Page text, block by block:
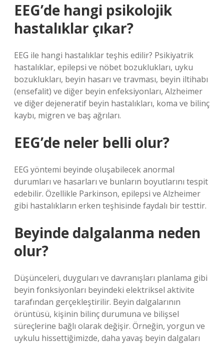
EEG’de hangi psikolojik
hastalıklar çıkar?
EEG ile hangi hastalıklar teşhis edilir? Psikiyatrik
hastalıklar, epilepsi ve nöbet bozuklukları, uyku
bozuklukları, beyin hasarı ve travması, beyin iltihabı
(ensefalit) ve diğer beyin enfeksiyonları, Alzheimer
ve diğer dejeneratif beyin hastalıkları, koma ve bilinç
kaybı, migren ve baş ağrıları.
EEG’de neler belli olur?
EEG yöntemi beyinde oluşabilecek anormal
durumları ve hasarları ve bunların boyutlarını tespit
edebilir. Özellikle Parkinson, epilepsi ve Alzheimer
gibi hastalıkların erken teşhisinde faydalı bir testtir.
Beyinde dalgalanma neden
olur?
Düşünceleri, duyguları ve davranışları planlama gibi
beyin fonksiyonları beyindeki elektriksel aktivite
tarafından gerçekleştirilir. Beyin dalgalarının
örüntüsü, kişinin bilinç durumuna ve bilişsel
süreçlerine bağlı olarak değişir. Örneğin, yorgun ve
uykulu hissettiğimizde, daha yavaş beyin dalgaları